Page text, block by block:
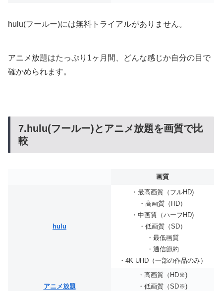
hulu(フールー)には無料トライアルがありません。
アニメ放題はたっぷり1ヶ月間、どんな感じか自分の目で
確かめられます。
7.hulu(フールー)とアニメ放題を画質で比
較
画質
hulu
・最高画質（フルHD)
・高画質（HD）
・中画質（ハーフHD)
・低画質（SD）
・最低画質
・通信節約
・4K UHD（一部の作品のみ）
アニメ放題
・高画質（HD※)
・低画質（SD※)